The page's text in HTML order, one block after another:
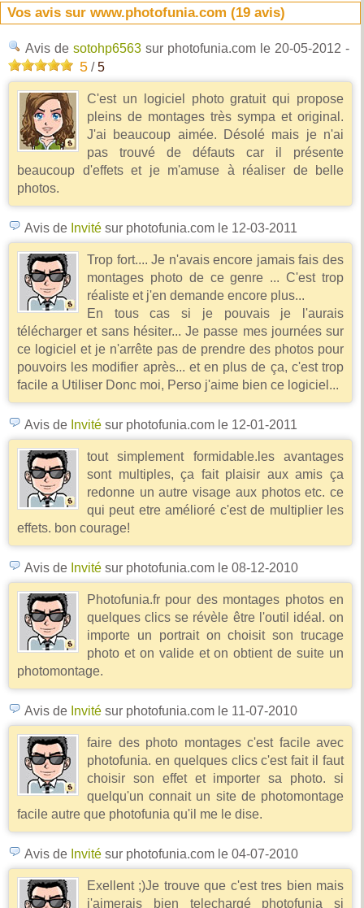
Vos avis sur www.photofunia.com (19 avis)
Avis de sotohp6563 sur photofunia.com le 20-05-2012 -
5 /5
C'est un logiciel photo gratuit qui propose
pleins de montages très sympa et original.
J'ai beaucoup aimée. Désolé mais je n'ai
pas trouvé de défauts car il présente
beaucoup d'effets et je m'amuse à réaliser de belle
photos.
Avis de Invité sur photofunia.com le 12-03-2011
Trop fort.... Je n'avais encore jamais fais des
montages photo de ce genre ... C'est trop
réaliste et j'en demande encore plus...
En tous cas si je pouvais je l'aurais
télécharger et sans hésiter... Je passe mes journées sur
ce logiciel et je n'arrête pas de prendre des photos pour
pouvoirs les modifier après... et en plus de ça, c'est trop
facile a Utiliser Donc moi, Perso j'aime bien ce logiciel...
Avis de Invité sur photofunia.com le 12-01-2011
tout simplement formidable.les avantages
sont multiples, ça fait plaisir aux amis ça
redonne un autre visage aux photos etc. ce
qui peut etre amélioré c'est de multiplier les
effets. bon courage!
Avis de Invité sur photofunia.com le 08-12-2010
Photofunia.fr pour des montages photos en
quelques clics se révèle être l'outil idéal. on
importe un portrait on choisit son trucage
photo et on valide et on obtient de suite un
photomontage.
Avis de Invité sur photofunia.com le 11-07-2010
faire des photo montages c'est facile avec
photofunia. en quelques clics c'est fait il faut
choisir son effet et importer sa photo. si
quelqu'un connait un site de photomontage
facile autre que photofunia qu'il me le dise.
Avis de Invité sur photofunia.com le 04-07-2010
Exellent ;)Je trouve que c'est tres bien mais
j'aimerais bien telechargé photofunia si